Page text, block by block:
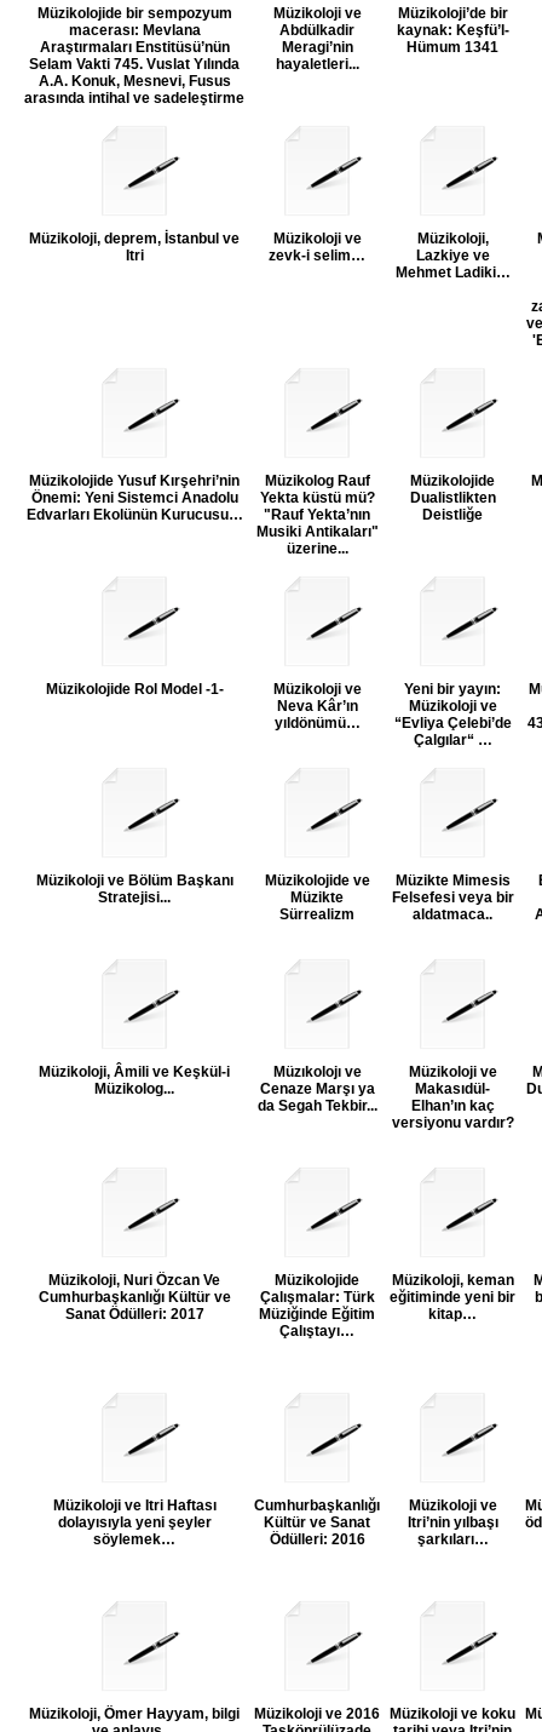
Müzikolojide bir sempozyum
macerası: Mevlana
Araştırmaları Enstitüsü’nün
Selam Vakti 745. Vuslat Yılında
A.A. Konuk, Mesnevi, Fusus
arasında intihal ve sadeleştirme
Müzikoloji ve
Abdülkadir
Meragi’nin
hayaletleri...
Müzikoloji’de bir
kaynak: Keşfü’l-
Hümum 1341
Müzikoloji, deprem, İstanbul ve
Itri
Müzikoloji ve
zevk-i selim…
Müzikoloji,
Lazkiye ve
Mehmet Ladiki…
Müzikolojide Yusuf Kırşehri’nin
Önemi: Yeni Sistemci Anadolu
Edvarları Ekolünün Kurucusu…
Müzikolog Rauf
Yekta küstü mü?
"Rauf Yekta’nın
Musiki Antikaları"
üzerine...
Müzikolojide
Dualistlikten
Deistliğe
Müzikolojide Rol Model -1-
Müzikoloji ve
Neva Kâr’ın
yıldönümü…
Yeni bir yayın:
Müzikoloji ve
“Evliya Çelebi’de
Çalgılar“ …
Müzikoloji ve Bölüm Başkanı
Stratejisi...
Müzikolojide ve
Müzikte
Sürrealizm
Müzikte Mimesis
Felsefesi veya bir
aldatmaca..
Müzikoloji, Âmili ve Keşkül-i
Müzikolog...
Müzıkolojı ve
Cenaze Marşı ya
da Segah Tekbir...
Müzikoloji ve
Makasıdül-
Elhan’ın kaç
versiyonu vardır?
Müzikoloji, Nuri Özcan Ve
Cumhurbaşkanlığı Kültür ve
Sanat Ödülleri: 2017
Müzikolojide
Çalışmalar: Türk
Müziğinde Eğitim
Çalıştayı…
Müzikoloji, keman
eğitiminde yeni bir
kitap…
Müzikoloji ve Itri Haftası
dolayısıyla yeni şeyler
söylemek…
Cumhurbaşkanlığı
Kültür ve Sanat
Ödülleri: 2016
Müzikoloji ve
Itri’nin yılbaşı
şarkıları…
Müzikoloji, Ömer Hayyam, bilgi
Müzikoloji ve 2016
Müzikoloji ve koku